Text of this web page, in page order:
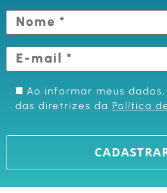
Ao informar meus
das diretrizes da Política